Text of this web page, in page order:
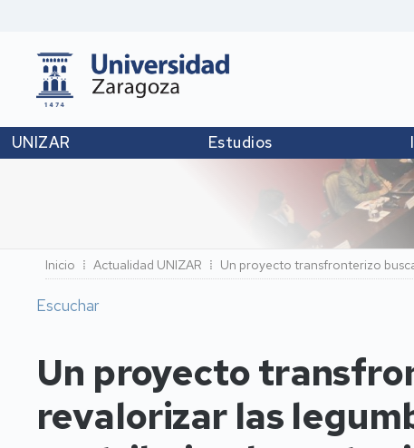
UNIZAR Estudios
Ruta
de
navegación
Inicio Actualidad UNIZAR Un proyecto transfronterizo
Escuchar
Un proyecto
revalorizar las